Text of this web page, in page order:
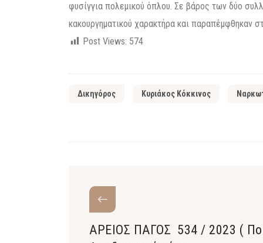
φυσίγγια πολεμικού όπλου. Σε βάρος των δύο
κακουργηματικού χαρακτήρα και παραπέμφθηκαν
Post Views: 574
Δικηγόρος Κυριάκος Κόκκινος
ΑΡΕΙΟΣ ΠΑΓΟΣ 534 / 2023 (